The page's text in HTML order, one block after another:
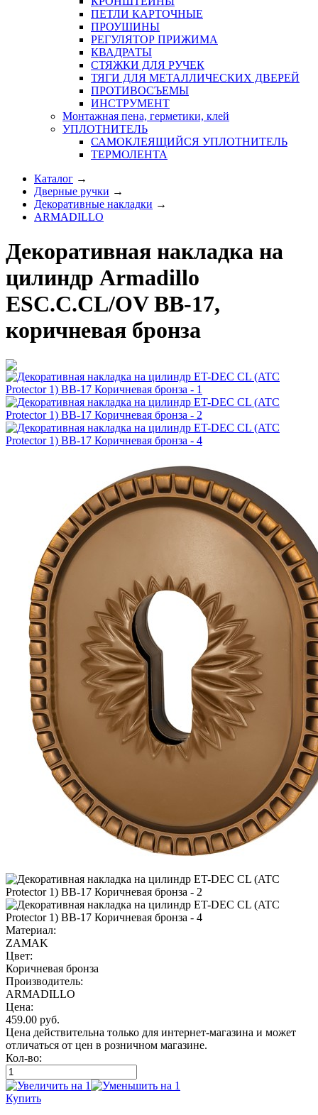
ПЕТЛИ КАРТОЧНЫЕ
ПРОУШИНЫ
РЕГУЛЯТОР ПРИЖИМА
КВАДРАТЫ
СТЯЖКИ ДЛЯ РУЧЕК
ТЯГИ ДЛЯ МЕТАЛЛИЧЕСКИХ ДВЕРЕЙ
ПРОТИВОСЪЕМЫ
ИНСТРУМЕНТ
Монтажная пена, герметики, клей
УПЛОТНИТЕЛЬ
САМОКЛЕЯЩИЙСЯ УПЛОТНИТЕЛЬ
ТЕРМОЛЕНТА
Каталог →
Дверные ручки →
Декоративные накладки →
ARMADILLO
Декоративная накладка на
цилиндр Armadillo
ESC.C.CL/OV BB-17,
коричневая бронза
Материал:
ZAMAK
Цвет:
Коричневая бронза
Производитель:
ARMADILLO
Цена:
459.00 руб.
Цена действительна только для интернет-магазина и может
отличаться от цен в розничном магазине.
Кол-во:
Купить